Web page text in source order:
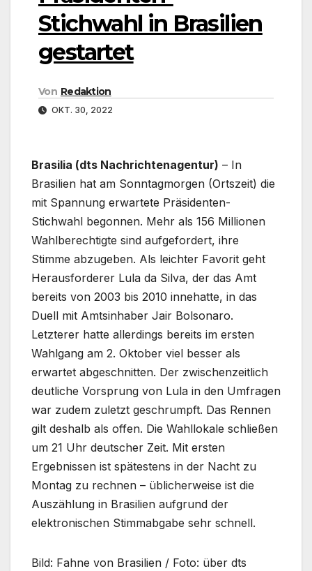
Stichwahl in Brasilien
gestartet
Von Redaktion
OKT. 30, 2022
Brasilia (dts Nachrichtenagentur) – In
Brasilien hat am Sonntagmorgen (Ortszeit) die
mit Spannung erwartete Präsidenten-
Stichwahl begonnen. Mehr als 156 Millionen
Wahlberechtigte sind aufgefordert, ihre
Stimme abzugeben. Als leichter Favorit geht
Herausforderer Lula da Silva, der das Amt
bereits von 2003 bis 2010 innehatte, in das
Duell mit Amtsinhaber Jair Bolsonaro.
Letzterer hatte allerdings bereits im ersten
Wahlgang am 2. Oktober viel besser als
erwartet abgeschnitten. Der zwischenzeitlich
deutliche Vorsprung von Lula in den Umfragen
war zudem zuletzt geschrumpft. Das Rennen
gilt deshalb als offen. Die Wahllokale schließen
um 21 Uhr deutscher Zeit. Mit ersten
Ergebnissen ist spätestens in der Nacht zu
Montag zu rechnen – üblicherweise ist die
Auszählung in Brasilien aufgrund der
elektronischen Stimmabgabe sehr schnell.
Bild: Fahne von Brasilien / Foto: über dts